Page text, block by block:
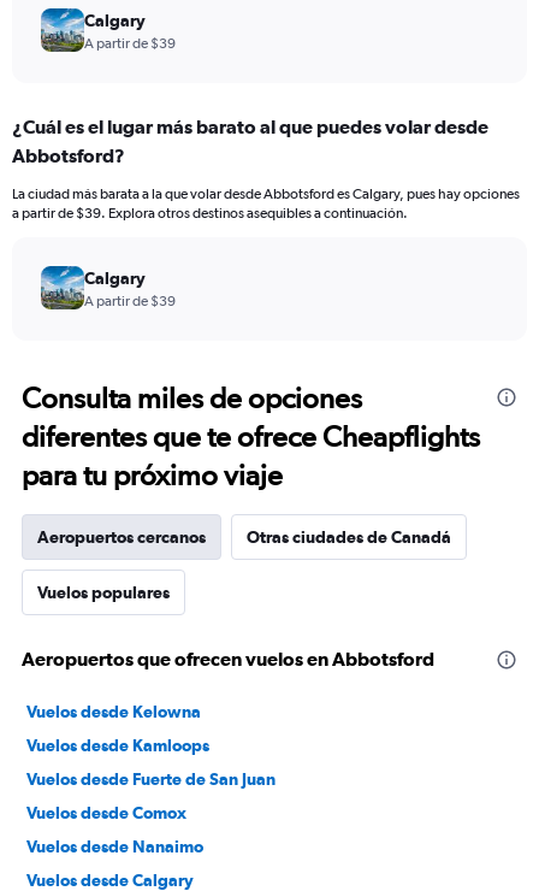
Calgary
A partir de $39
¿Cuál es el lugar más barato al que puedes volar desde
Abbotsford?
La ciudad más barata a la que volar desde Abbotsford es Calgary, pues hay opciones
a partir de $39. Explora otros destinos asequibles a continuación.
Calgary
A partir de $39
Consulta miles de opciones
diferentes que te ofrece Cheapflights
para tu próximo viaje
Aeropuertos cercanos Otras ciudades de Canadá
Vuelos populares
Aeropuertos que ofrecen vuelos en Abbotsford
Vuelos desde Kelowna
Vuelos desde Kamloops
Vuelos desde Fuerte de San Juan
Vuelos desde Comox
Vuelos desde Nanaimo
Vuelos desde Calgary